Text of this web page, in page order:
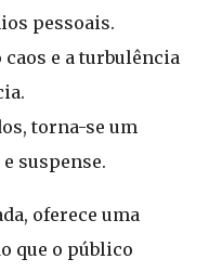
pessoais.
caos e a turbulência
torna-se um
suspense.
oferece uma
que o público